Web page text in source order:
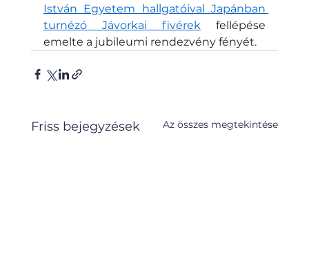
István Egyetem hallgatóival Japánban
turnézó Jávorkai fivérek fellépése
emelte a jubileumi rendezvény fényét.
Friss bejegyzések Az összes megtekintése